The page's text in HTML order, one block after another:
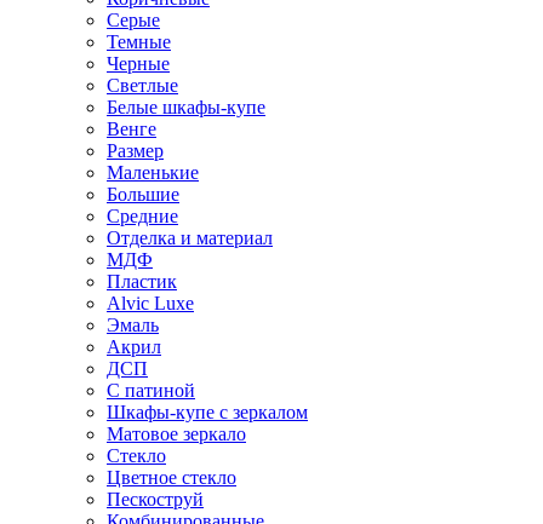
Серые
Темные
Черные
Светлые
Белые шкафы-купе
Венге
Размер
Маленькие
Большие
Средние
Отделка и материал
МДФ
Пластик
Alvic Luxe
Эмаль
Акрил
ДСП
С патиной
Шкафы-купе с зеркалом
Матовое зеркало
Стекло
Цветное стекло
Пескоструй